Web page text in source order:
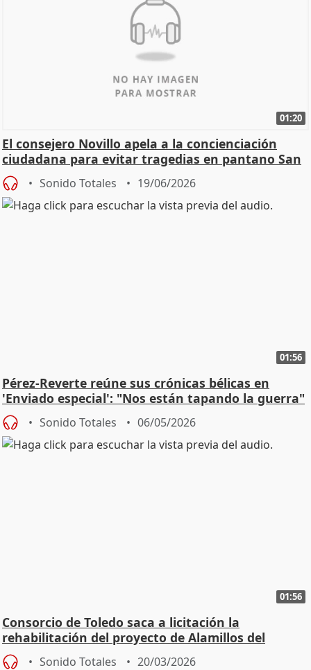
01:20
El consejero Novillo apela a la concienciación
ciudadana para evitar tragedias en pantano San
Juan
Sonido Totales 19/06/2026
01:56
Pérez-Reverte reúne sus crónicas bélicas en
'Enviado especial': "Nos están tapando la guerra"
Sonido Totales 06/05/2026
01:56
Consorcio de Toledo saca a licitación la
rehabilitación del proyecto de Alamillos del
Tránsito
Sonido Totales 20/03/2026